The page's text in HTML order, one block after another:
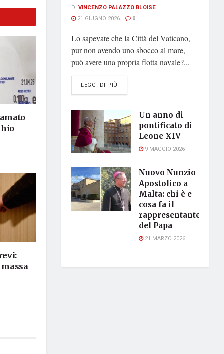
DI VINCENZO PALAZZO BLOISE
21 GIUGNO 2026
0
Lo sapevate che la Città del Vaticano,
pur non avendo uno sbocco al mare,
può avere una propria flotta navale?...
LEGGI DI PIÙ
Un anno di
pontificato di
Leone XIV
9 MAGGIO 2026
Nuovo Nunzio
Apostolico a
Malta: chi è e
cosa fa il
rappresentante
del Papa
21 MARZO 2026